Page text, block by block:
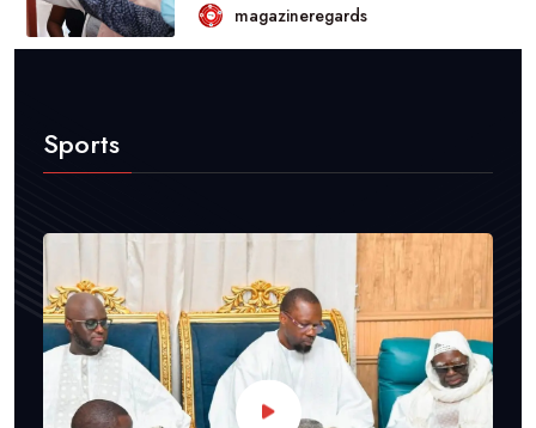
magazineregards
Sports